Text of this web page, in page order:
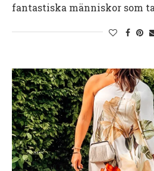
fantastiska människor som